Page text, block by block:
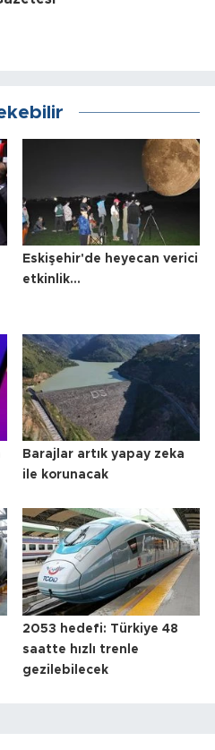
Eskişehir'de heyecan verici
etkinlik...
Barajlar artık yapay zeka
ile korunacak
2053 hedefi: Türkiye 48
saatte hızlı trenle
gezilebilecek